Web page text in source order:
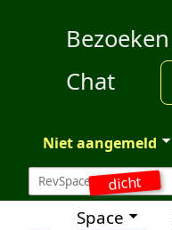
dicht
Bezoeken
Chat
Niet aangemeld
Space